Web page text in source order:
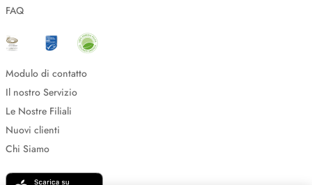
FAQ
Modulo di contatto
Il nostro Servizio
Le Nostre Filiali
Nuovi clienti
Chi Siamo